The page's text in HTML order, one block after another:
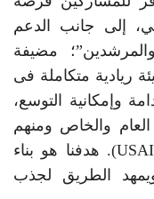
إلى جانب الدعم
مضيفة
ريادية متكاملة فى
وإمكانية التوسع،
والخاص ومنهم
الوكالة الأمريكية للتنمية الدولية (USAID). هدفنا هو بناء
الطريق لجذب